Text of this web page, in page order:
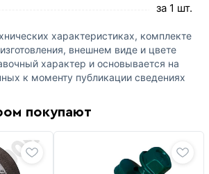
за 1 шт.
характеристиках, комплекте
внешнем виде и цвете
характер и основывается на
к моменту публикации сведениях
покупают